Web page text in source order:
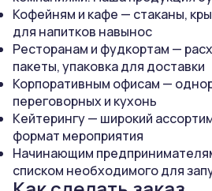
Кофейням и кафе — стаканы,
для напитков навынос
Ресторанам и фудкортам —
пакеты, упаковка для доставки
Корпоративным офисам —
переговорных и кухонь
Кейтерингу — широкий
формат мероприятия
Начинающим
списком необходимого для